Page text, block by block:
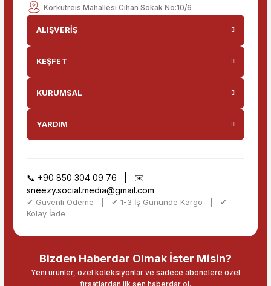
Korkutreis Mahallesi Cihan Sokak No:10/6
ALIŞVERİŞ
KEŞFET
KURUMSAL
YARDIM
📞 +90 850 304 09 76 | ✉️
sneezy.social.media@gmail.com
✔ Güvenli Ödeme | ✔ 1-3 İş Gününde Kargo | ✔
Kolay İade
Bizden Haberdar Olmak İster Misin?
Yeni ürünler, özel koleksiyonlar ve sadece abonelere özel
fırsatlardan ilk sen haberdar ol.